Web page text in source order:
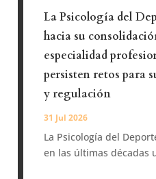
La Psicología del
hacia su
especialidad
persisten retos para
y regulación
31 Jul 2026
La Psicología del
en las últimas décadas